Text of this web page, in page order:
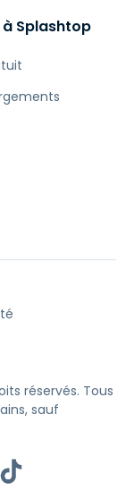
à Splashtop
réservés. Tous
sauf